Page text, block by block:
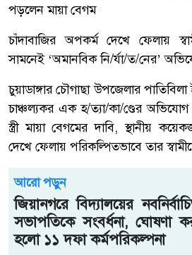
পড়লেন মায়া বেগম
চাঁদাবাজির অপকর্ম দেখে ফেলায়
সামনেই ‘অমানবিক নি/র্যা/ত/নের’
চুয়াডাঙ্গার চৌগাছা উপজেলার
চাঞ্চল্যকর এক হ/ত্যা/কা/ণ্ডের
স্ত্রী মায়া বেগমের দাবি, স্থানীয়
দেখে ফেলায় পরিকল্পিতভাবে তার
আরো পড়ুন
জিয়ানগরে বিদ্যালয়ের
সভাপতিকে সংবর্ধনা, ঘোষণা
হলো ১১ দফা কর্মপরিকল্পনা